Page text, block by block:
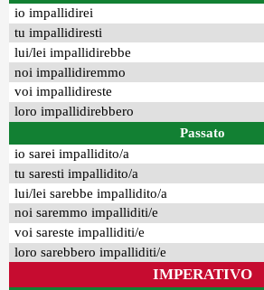
io impallidirei
tu impallidiresti
lui/lei impallidirebbe
noi impallidiremmo
voi impallidireste
loro impallidirebbero
Passato
io sarei impallidito/a
tu saresti impallidito/a
lui/lei sarebbe impallidito/a
noi saremmo impalliditi/e
voi sareste impalliditi/e
loro sarebbero impalliditi/e
IMPERATIVO